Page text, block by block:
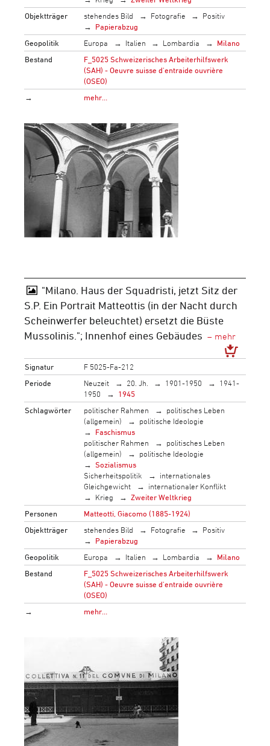
Objektträger
stehendes Bild Fotografie
Positiv
Papierabzug
Geopolitik
Europa Italien Lombardia
Milano
Bestand
F_5025 Schweizerisches Arbeiterhilfswerk
(SAH) - Oeuvre suisse d'entraide ouvrière
(OSEO)
→
mehr…
"Milano. Haus der Squadristi, jetzt Sitz der
S.P. Ein Portrait Matteottis (in der Nacht durch
Scheinwerfer beleuchtet) ersetzt die Büste
Mussolinis."; Innenhof eines Gebäudes
Signatur
F 5025-Fa-212
Periode
Neuzeit 20. Jh. 1901-1950
1941-
1950
1945
Schlagwörter
politischer Rahmen
politisches Leben
(allgemein)
politische Ideologie
Faschismus
politischer Rahmen
politisches Leben
(allgemein)
politische Ideologie
Sozialismus
Sicherheitspolitik
internationales
Gleichgewicht
internationaler Konflikt
Krieg
Zweiter Weltkrieg
Personen
Matteotti, Giacomo (1885-1924)
Objektträger
stehendes Bild Fotografie
Positiv
Papierabzug
Geopolitik
Europa Italien Lombardia
Milano
Bestand
F_5025 Schweizerisches Arbeiterhilfswerk
(SAH) - Oeuvre suisse d'entraide ouvrière
(OSEO)
→
mehr…